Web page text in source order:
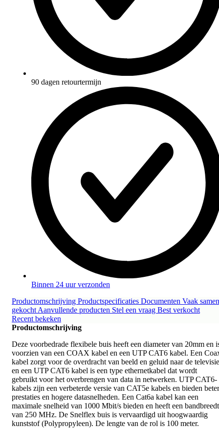
90 dagen retourtermijn
Binnen 24 uur verzonden
Productomschrijving Productspecificaties Documenten Vaak samen
gekocht Aanvullende producten Stel een vraag Best verkocht
Recent bekeken
Productomschrijving
Deze voorbedrade flexibele buis heeft een diameter van 20mm en
voorzien van een COAX kabel en een UTP CAT6 kabel. Een
kabel zorgt voor de overdracht van beeld en geluid naar de televisie
en een UTP CAT6 kabel is een type ethernetkabel dat wordt
gebruikt voor het overbrengen van data in netwerken. UTP CAT6-
kabels zijn een verbeterde versie van CAT5e kabels en bieden
prestaties en hogere datasnelheden. Een Cat6a kabel kan een
maximale snelheid van 1000 Mbit/s bieden en heeft een
van 250 MHz. De Snelflex buis is vervaardigd uit hoogwaardig
kunststof (Polypropyleen). De lengte van de rol is 100 meter.